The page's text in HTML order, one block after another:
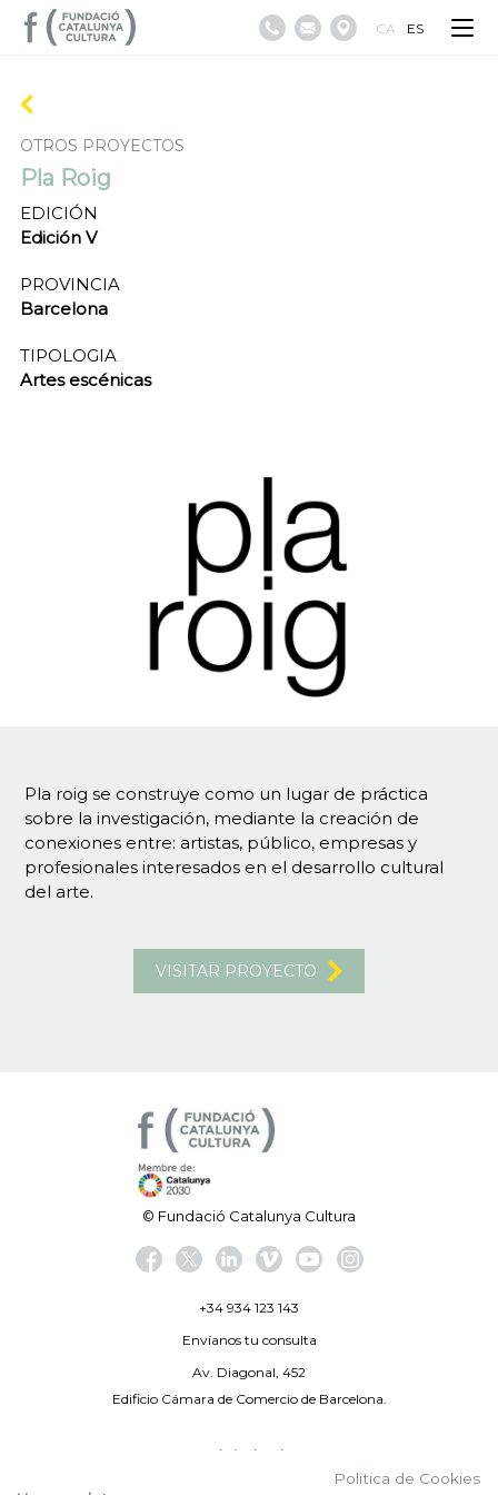
CA ES
OTROS PROYECTOS
Pla Roig
EDICIÓN
Edición V
PROVINCIA
Barcelona
TIPOLOGIA
Artes escénicas
Pla roig se construye como un lugar de práctica
sobre la investigación, mediante la creación de
conexiones entre: artistas, público, empresas y
profesionales interesados en el desarrollo cultural
del arte.
VISITAR PROYECTO
© Fundació Catalunya Cultura
+34 934 123 143
Envíanos tu consulta
Av. Diagonal, 452
Edificio Cámara de Comercio de Barcelona.
Aviso legal
Politica de Cookies